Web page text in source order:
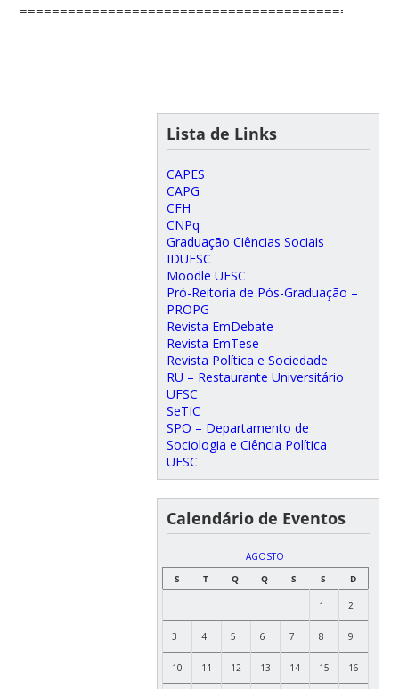
Lista de Links
CAPES
CAPG
CFH
CNPq
Graduação Ciências Sociais
IDUFSC
Moodle UFSC
Pró-Reitoria de Pós-Graduação –
PROPG
Revista EmDebate
Revista EmTese
Revista Política e Sociedade
RU – Restaurante Universitário
UFSC
SeTIC
SPO – Departamento de
Sociologia e Ciência Política
UFSC
Calendário de Eventos
AGOSTO
S
T Q Q S S D
1 2
3 4 5 6 7 8 9
10 11 12 13 14 15 16